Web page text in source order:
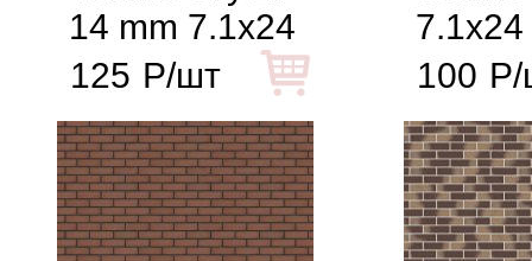
14 mm 7.1x24
125 Р/шт
7.1x24
100 Р/